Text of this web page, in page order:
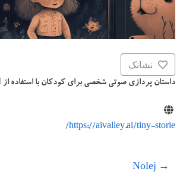
نشانک
داستان پردازی صوتی شخصی برای کودکان با استفاده از AI ساخته می شود
https://aivalley.ai/tiny-storie/
→